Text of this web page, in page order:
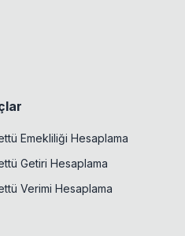
Emekliliği Hesaplama
Getiri Hesaplama
Verimi Hesaplama